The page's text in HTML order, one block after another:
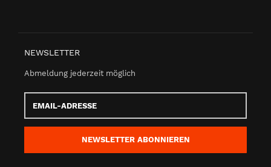
NEWSLETTER
Abmeldung jederzeit möglich
Adresse
NEWSLETTER ABONNIEREN